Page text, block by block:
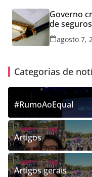
Governo
de
agosto 7,
Categorias de
#RumoAoEqual
Artigos
Artigos gerais